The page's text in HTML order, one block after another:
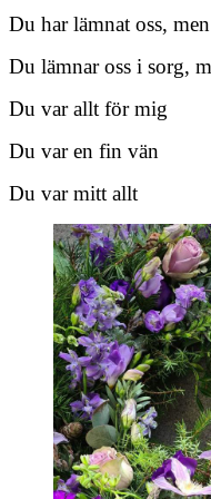
Du har lämnat oss,
Du lämnar oss i sorg,
Du var allt för mig
Du var en fin vän
Du var mitt allt